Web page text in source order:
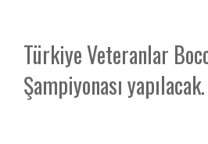
Türkiye Veteranlar
Şampiyonası yapılacak.